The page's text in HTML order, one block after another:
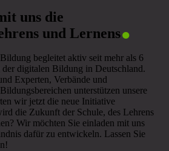
uns die
und Lernens.
begleitet aktiv seit mehr als 6
digitalen Bildung in Deutschland.
Experten, Verbände und
unterstützen unsere
wir jetzt die neue Initiative
die Zukunft der Schule, des Lehrens
Wir möchten Sie einladen mit uns
dafür zu entwickeln. Lassen Sie